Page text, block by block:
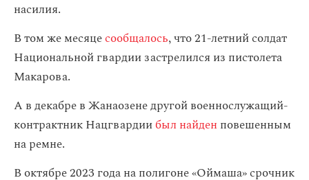
насилия.
В том же месяцесообщалось, что 21-летний солдат
Национальной гвардии застрелился из пистолета
Макарова.
А в декабре в Жанаозене другой военнослужащий-
контрактник Нацгвардиибыл найден повешенным
на ремне.
В октябре 2023 года на полигоне «Оймаша» срочник